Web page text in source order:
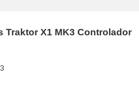
Traktor X1 MK3 Controlador